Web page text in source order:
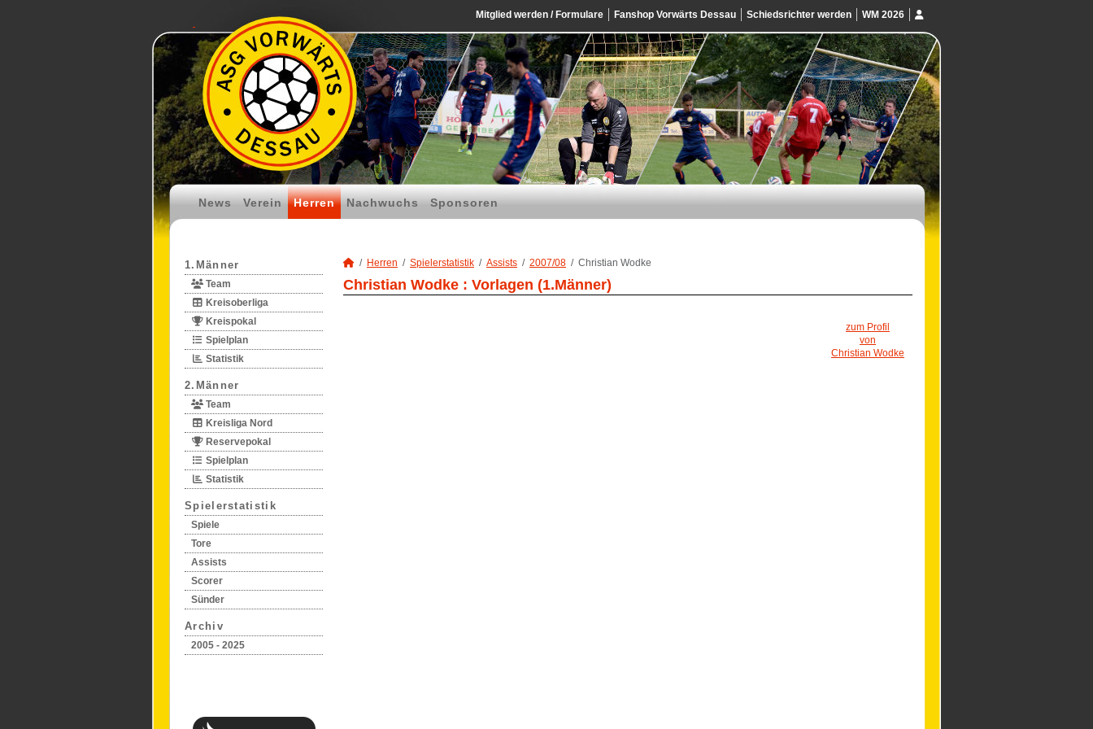
Mitglied werden / Formulare Fanshop Vorwärts Dessau Schiedsrichter werden WM 2026
News Verein Herren Nachwuchs Sponsoren
1.Männer
Team
Kreisoberliga
Kreispokal
Spielplan
Statistik
2.Männer
Team
Kreisliga Nord
Reservepokal
Spielplan
Statistik
Spielerstatistik
Spiele
Tore
Assists
Scorer
Sünder
Archiv
2005 - 2025
Herren Spielerstatistik Assists 2007/08 Christian Wodke
Christian Wodke : Vorlagen (1.Männer)
zum Profil
von
Christian Wodke